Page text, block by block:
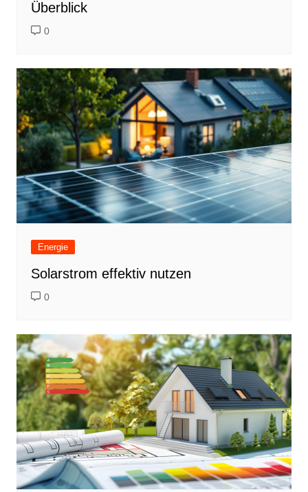
Überblick
0
Energie
Solarstrom effektiv nutzen
0